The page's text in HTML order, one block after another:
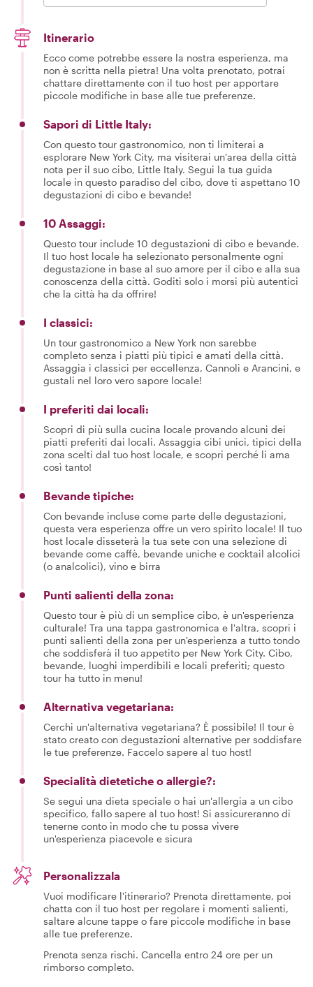
Itinerario
Ecco come potrebbe essere la nostra esperienza, ma
non è scritta nella pietra! Una volta prenotato, potrai
chattare direttamente con il tuo host per apportare
piccole modifiche in base alle tue preferenze.
Sapori di Little Italy:
Con questo tour gastronomico, non ti limiterai a
esplorare New York City, ma visiterai un'area della città
nota per il suo cibo, Little Italy. Segui la tua guida
locale in questo paradiso del cibo, dove ti aspettano 10
degustazioni di cibo e bevande!
10 Assaggi:
Questo tour include 10 degustazioni di cibo e bevande.
Il tuo host locale ha selezionato personalmente ogni
degustazione in base al suo amore per il cibo e alla sua
conoscenza della città. Goditi solo i morsi più autentici
che la città ha da offrire!
I classici:
Un tour gastronomico a New York non sarebbe
completo senza i piatti più tipici e amati della città.
Assaggia i classici per eccellenza, Cannoli e Arancini, e
gustali nel loro vero sapore locale!
I preferiti dai locali:
Scopri di più sulla cucina locale provando alcuni dei
piatti preferiti dai locali. Assaggia cibi unici, tipici della
zona scelti dal tuo host locale, e scopri perché li ama
così tanto!
Bevande tipiche:
Con bevande incluse come parte delle degustazioni,
questa vera esperienza offre un vero spirito locale! Il tuo
host locale disseterà la tua sete con una selezione di
bevande come caffè, bevande uniche e cocktail alcolici
(o analcolici), vino e birra
Punti salienti della zona:
Questo tour è più di un semplice cibo, è un'esperienza
culturale! Tra una tappa gastronomica e l'altra, scopri i
punti salienti della zona per un'esperienza a tutto tondo
che soddisferà il tuo appetito per New York City. Cibo,
bevande, luoghi imperdibili e locali preferiti; questo
tour ha tutto in menu!
Alternativa vegetariana:
Cerchi un'alternativa vegetariana? È possibile! Il tour è
stato creato con degustazioni alternative per soddisfare
le tue preferenze. Faccelo sapere al tuo host!
Specialità dietetiche o allergie?:
Se segui una dieta speciale o hai un'allergia a un cibo
specifico, fallo sapere al tuo host! Si assicureranno di
tenerne conto in modo che tu possa vivere
un'esperienza piacevole e sicura
Personalizzala
Vuoi modificare l'itinerario? Prenota direttamente, poi
chatta con il tuo host per regolare i momenti salienti,
saltare alcune tappe o fare piccole modifiche in base
alle tue preferenze.
Prenota senza rischi. Cancella entro 24 ore per un
rimborso completo.